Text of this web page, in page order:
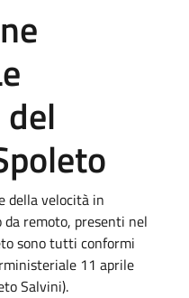
della velocità in
remoto, presenti nel
sono tutti conformi
11 aprile
Salvini).